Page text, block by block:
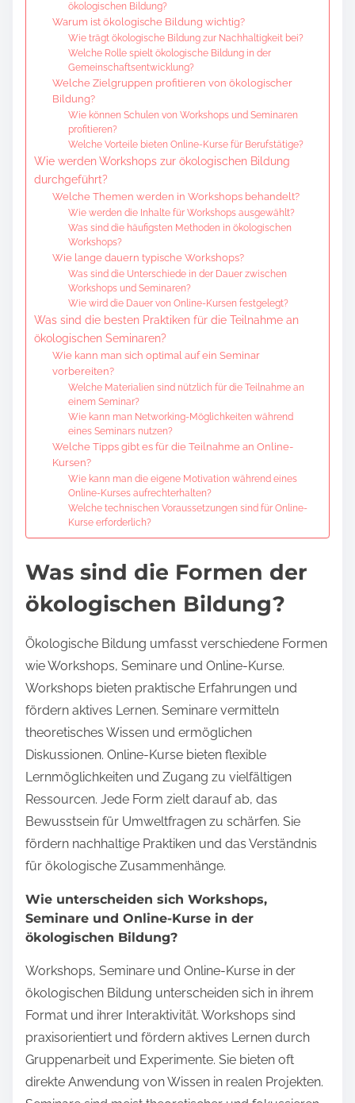
ökologischen Bildung?
Warum ist ökologische Bildung wichtig?
Wie trägt ökologische Bildung zur Nachhaltigkeit bei?
Welche Rolle spielt ökologische Bildung in der
Gemeinschaftsentwicklung?
Welche Zielgruppen profitieren von ökologischer
Bildung?
Wie können Schulen von Workshops und Seminaren
profitieren?
Welche Vorteile bieten Online-Kurse für Berufstätige?
Wie werden Workshops zur ökologischen Bildung
durchgeführt?
Welche Themen werden in Workshops behandelt?
Wie werden die Inhalte für Workshops ausgewählt?
Was sind die häufigsten Methoden in ökologischen
Workshops?
Wie lange dauern typische Workshops?
Was sind die Unterschiede in der Dauer zwischen
Workshops und Seminaren?
Wie wird die Dauer von Online-Kursen festgelegt?
Was sind die besten Praktiken für die Teilnahme an
ökologischen Seminaren?
Wie kann man sich optimal auf ein Seminar
vorbereiten?
Welche Materialien sind nützlich für die Teilnahme an
einem Seminar?
Wie kann man Networking-Möglichkeiten während
eines Seminars nutzen?
Welche Tipps gibt es für die Teilnahme an Online-
Kursen?
Wie kann man die eigene Motivation während eines
Online-Kurses aufrechterhalten?
Welche technischen Voraussetzungen sind für Online-
Kurse erforderlich?
Was sind die Formen der
ökologischen Bildung?
Ökologische Bildung umfasst verschiedene Formen
wie Workshops, Seminare und Online-Kurse.
Workshops bieten praktische Erfahrungen und
fördern aktives Lernen. Seminare vermitteln
theoretisches Wissen und ermöglichen
Diskussionen. Online-Kurse bieten flexible
Lernmöglichkeiten und Zugang zu vielfältigen
Ressourcen. Jede Form zielt darauf ab, das
Bewusstsein für Umweltfragen zu schärfen. Sie
fördern nachhaltige Praktiken und das Verständnis
für ökologische Zusammenhänge.
Wie unterscheiden sich Workshops,
Seminare und Online-Kurse in der
ökologischen Bildung?
Workshops, Seminare und Online-Kurse in der
ökologischen Bildung unterscheiden sich in ihrem
Format und ihrer Interaktivität. Workshops sind
praxisorientiert und fördern aktives Lernen durch
Gruppenarbeit und Experimente. Sie bieten oft
direkte Anwendung von Wissen in realen Projekten.